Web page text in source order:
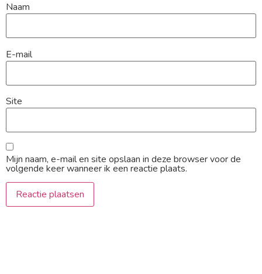
Naam
E-mail
Site
Mijn naam, e-mail en site opslaan in deze browser voor de
volgende keer wanneer ik een reactie plaats.